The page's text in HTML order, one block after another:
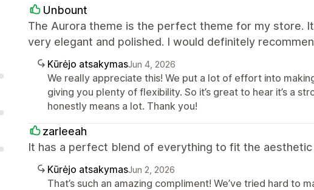
Unbount
The Aurora theme is the perfect theme for my store.
very elegant and polished. I would definitely
Kūrėjo atsakymasJun 4, 2026
We really appreciate this! We put a lot of effort into
giving you plenty of flexibility. So it’s great to hear it’s a
honestly means a lot. Thank you!
zarleeah
It has a perfect blend of everything to fit the
Kūrėjo atsakymasJun 2, 2026
That’s such an amazing compliment! We’ve tried hard